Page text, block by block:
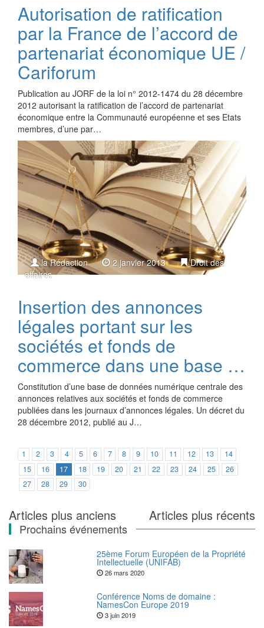
Autorisation de ratification
par la France de l’accord de
partenariat économique UE /
Cariforum
Publication au JORF de la loi n° 2012-1474 du 28 décembre
2012 autorisant la ratification de l’accord de partenariat
économique entre la Communauté européenne et ses Etats
membres, d’une par…
la Rédaction 2 janvier 2013
Droit des
affaires
Insertion des annonces
légales portant sur les
sociétés et fonds de
commerce dans une base …
Constitution d’une base de données numérique centrale des
annonces relatives aux sociétés et fonds de commerce
publiées dans les journaux d’annonces légales. Un décret du
28 décembre 2012, publié au J…
1 2 3 4 5 6 7 8 9 10 11 12 13
14
15
16 17 18 19 20 21 22 23 24 25
26
27
28 29 30
Navigation
des
articles
Articles plus anciens Articles plus récents
Prochains événements
25ème Forum Européen de la Propriété
Intellectuelle (UNIFAB)
26 mars 2020
Conférence Noms de domaine :
NamesCon Europe 2019
3 juin 2019